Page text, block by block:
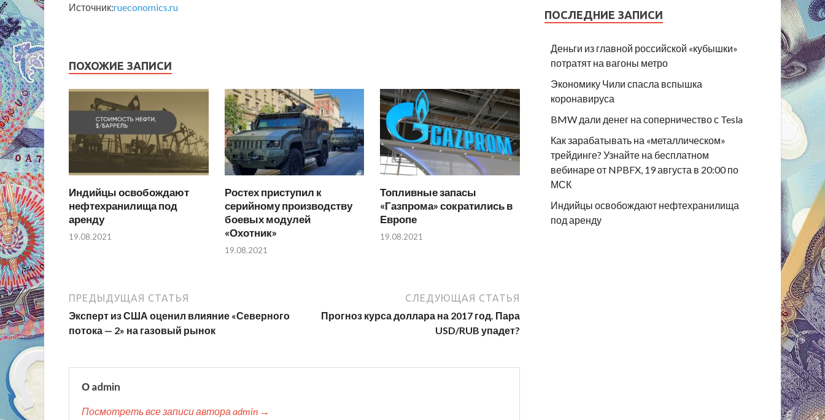
Источник:rueconomics.ru
ПОХОЖИЕ ЗАПИСИ
Индийцы освобождают
нефтехранилища под
аренду
19.08.2021
Ростех приступил к
серийному производству
боевых модулей
«Охотник»
19.08.2021
Топливные запасы
«Газпрома» сократились в
Европе
19.08.2021
ПРЕДЫДУЩАЯ СТАТЬЯ
Эксперт из США оценил влияние «Северного
потока — 2» на газовый рынок
СЛЕДУЮЩАЯ СТАТЬЯ
Прогноз курса доллара на 2017 год. Пара
USD/RUB упадет?
О admin
Посмотреть все записи автора admin →
ПОСЛЕДНИЕ ЗАПИСИ
Деньги из главной российской «кубышки»
потратят на вагоны метро
Экономику Чили спасла вспышка
коронавируса
BMW дали денег на соперничество с Tesla
Как зарабатывать на «металлическом»
трейдинге? Узнайте на бесплатном
вебинаре от NPBFX, 19 августа в 20:00 по
МСК
Индийцы освобождают нефтехранилища
под аренду